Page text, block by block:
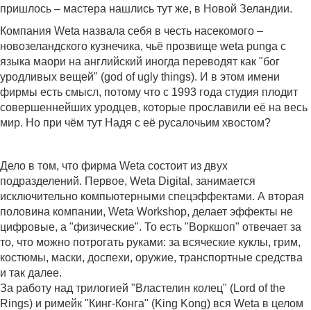
пришлось – мастера нашлись тут же, в Новой Зеландии.
Компания Weta назвала себя в честь насекомого –
новозеландского кузнечика, чьё прозвище weta punga с
языка маори на английский иногда переводят как "бог
уродливых вещей" (god of ugly things). И в этом имени
фирмы есть смысл, потому что с 1993 года студия плодит
совершеннейших уродцев, которые прославили её на весь
мир. Но при чём тут Надя с её русалочьим хвостом?
Дело в том, что фирма Weta состоит из двух
подразделений. Первое, Weta Digital, занимается
исключительно компьютерными спецэффектами. А вторая
половина компании, Weta Workshop, делает эффекты не
цифровые, а "физические". То есть "Воркшоп" отвечает за
то, что можно потрогать руками: за всяческие куклы, грим,
костюмы, маски, доспехи, оружие, транспортные средства
и так далее.
За работу над трилогией "Властелин колец" (Lord of the
Rings) и римейк "Кинг-Конга" (King Kong) вся Weta в целом